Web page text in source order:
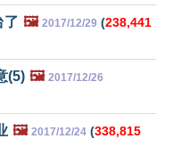
了 🖼️ 2017/12/29 (238,441
(5) 🖼️ 2017/12/26
🖼️ 2017/12/24 (338,815